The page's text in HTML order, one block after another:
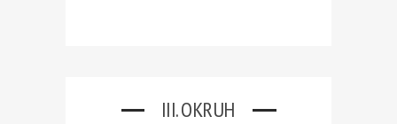
III. OKRUH